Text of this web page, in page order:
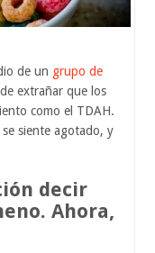
de un grupo de
extrañar que los
como el TDAH.
siente agotado, y
decir
Ahora,